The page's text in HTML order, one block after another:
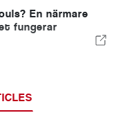
En närmare
fungerar